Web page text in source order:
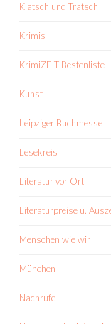
Klatsch und Tratsch
Krimis
KrimiZEIT-Bestenliste
Kunst
Leipziger Buchmesse
Lesekreis
Literatur vor Ort
Literaturpreise u.
Menschen wie wir
München
Nachrufe